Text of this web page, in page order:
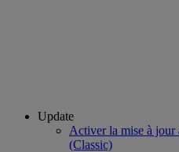
Update
Activer la mise à jour
(Classic)